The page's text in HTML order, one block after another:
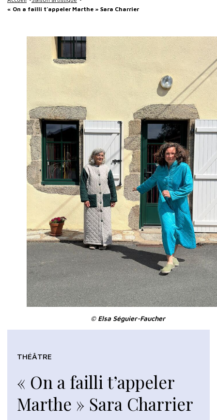
« On a failli t’appeler Marthe » Sara Charrier
© Elsa Séguier-Faucher
« On a failli t’appeler
Marthe » Sara Charrier
THÉÂTRE